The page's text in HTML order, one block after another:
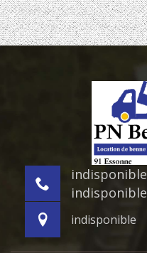
indisponible
indisponible
indisponible